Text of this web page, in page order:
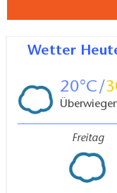
Wetter
20
Freitag